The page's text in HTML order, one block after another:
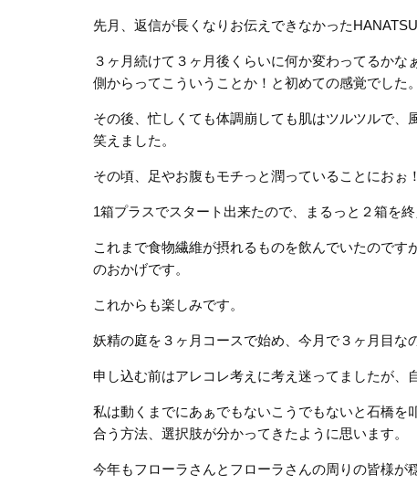
先月、返信が長くなりお伝えできなかった
３ヶ月続けて３ヶ月後くらいに何か変わってるか
側からってこういうことか！と初めての感覚でした。
その後、忙しくても体調崩しても肌はツルツルで
笑えました。
その頃、足やお腹もモチっと潤っていることにおぉ
1箱プラスでスタート出来たので、まるっと２箱を
これまで食物繊維が摂れるものを飲んでいたので
のおかげです。
これからも楽しみです。
妖精の庭を３ヶ月コースで始め、今月で３ヶ月目な
申し込む前はアレコレ考えに考え迷ってましたが、
私は動くまでにあぁでもないこうでもないと石橋
合う方法、選択肢が分かってきたように思います。
今年もフローラさんとフローラさんの周りの皆様が